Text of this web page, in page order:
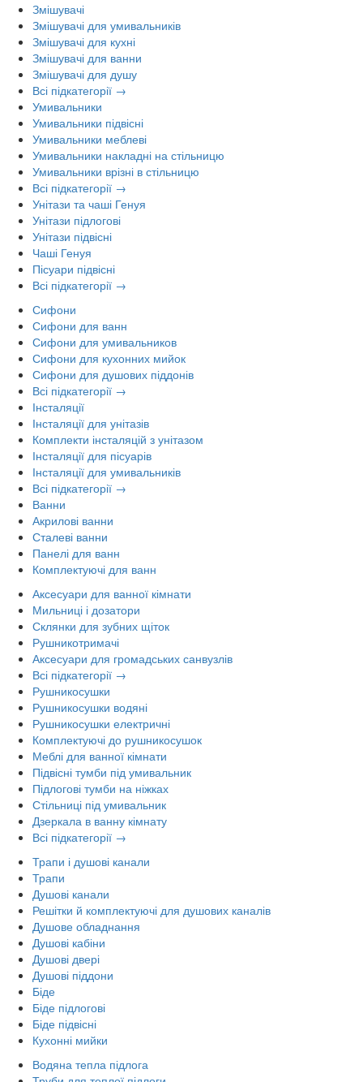
Змішувачі
Змішувачі для умивальників
Змішувачі для кухні
Змішувачі для ванни
Змішувачі для душу
Всі підкатегорії →
Умивальники
Умивальники підвісні
Умивальники меблеві
Умивальники накладні на стільницю
Умивальники врізні в стільницю
Всі підкатегорії →
Унітази та чаші Генуя
Унітази підлогові
Унітази підвісні
Чаші Генуя
Пісуари підвісні
Всі підкатегорії →
Сифони
Сифони для ванн
Сифони для умивальников
Сифони для кухонних мийок
Сифони для душових піддонів
Всі підкатегорії →
Інсталяції
Інсталяції для унітазів
Комплекти інсталяцій з унітазом
Інсталяції для пісуарів
Інсталяції для умивальників
Всі підкатегорії →
Ванни
Акрилові ванни
Сталеві ванни
Панелі для ванн
Комплектуючі для ванн
Аксесуари для ванної кімнати
Мильниці і дозатори
Склянки для зубних щіток
Рушникотримачі
Аксесуари для громадських санвузлів
Всі підкатегорії →
Рушникосушки
Рушникосушки водяні
Рушникосушки електричні
Комплектуючі до рушникосушок
Меблі для ванної кімнати
Підвісні тумби під умивальник
Підлогові тумби на ніжках
Стільниці під умивальник
Дзеркала в ванну кімнату
Всі підкатегорії →
Трапи і душові канали
Трапи
Душові канали
Решітки й комплектуючі для душових каналів
Душове обладнання
Душові кабіни
Душові двері
Душові піддони
Біде
Біде підлогові
Біде підвісні
Кухонні мийки
Водяна тепла підлога